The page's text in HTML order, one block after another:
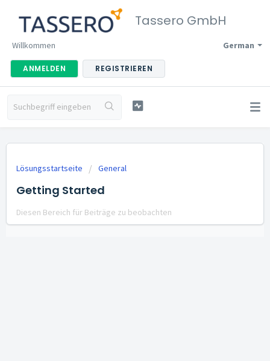
Tassero GmbH
German
Willkommen
ANMELDEN REGISTRIEREN
Lösungsstartseite General
Getting Started
Diesen Bereich für Beiträge zu beobachten